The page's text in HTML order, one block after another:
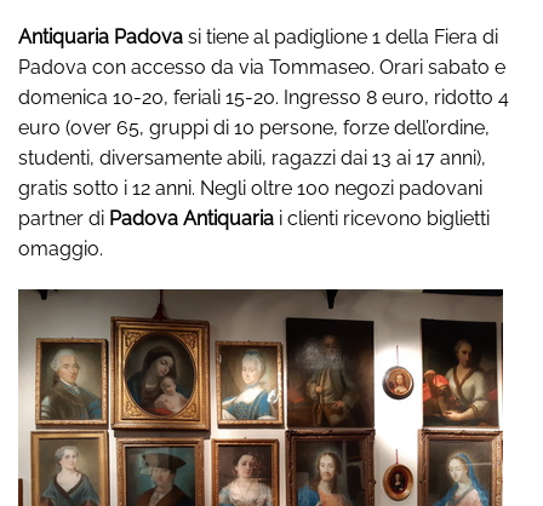
Antiquaria Padova si tiene al padiglione 1 della Fiera di
Padova con accesso da via Tommaseo. Orari sabato e
domenica 10-20, feriali 15-20. Ingresso 8 euro, ridotto 4
euro (over 65, gruppi di 10 persone, forze dell’ordine,
studenti, diversamente abili, ragazzi dai 13 ai 17 anni),
gratis sotto i 12 anni. Negli oltre 100 negozi padovani
partner di Padova Antiquaria i clienti ricevono biglietti
omaggio.